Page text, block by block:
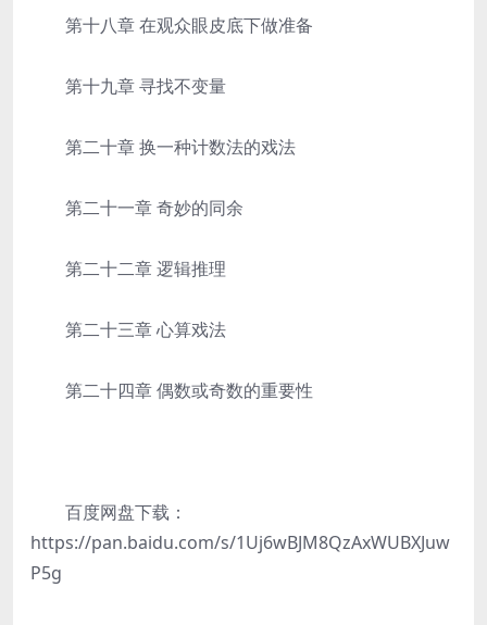
第十八章 在观众眼皮底下做准备
第十九章 寻找不变量
第二十章 换一种计数法的戏法
第二十一章 奇妙的同余
第二十二章 逻辑推理
第二十三章 心算戏法
第二十四章 偶数或奇数的重要性
百度网盘下载：
https://pan.baidu.com/s/1Uj6wBJM8QzAxWUBXJuw
P5g